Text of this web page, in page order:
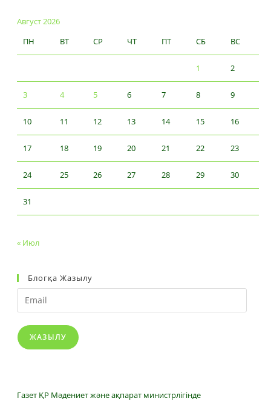
Август 2026
ПН
ВТ СР ЧТ ПТ СБ ВС
1 2
3 4 5 6 7 8 9
10 11 12 13 14 15 16
17 18 19 20 21 22 23
24 25 26 27 28 29 30
31
« Июл
Блогқа Жазылу
Email
ЖАЗЫЛУ
Газет ҚР Мәдениет және ақпарат министрлігінде